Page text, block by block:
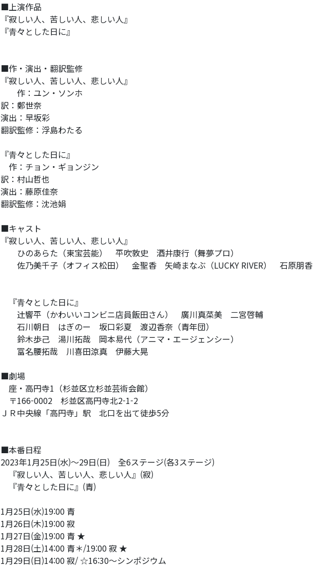
■上演作品
『寂しい人、苦しい人、悲しい人』
『⻘々とした日に』
■作・演出・翻訳監修
『寂しい人、苦しい人、悲しい人』
作：ユン・ソンホ
訳：鄭世奈
演出：早坂彩
翻訳監修：浮島わたる
『⻘々とした日に』
作：チョン・ギョンジン
訳：村山哲也
演出：藤原佳奈
翻訳監修：沈池娟
■キャスト
『寂しい人、苦しい人、悲しい人』
ひのあらた（東宝芸能） 平吹敦史 酒井康行（舞夢プロ）
佐乃美千子（オフィス松田） 金聖香 矢崎まなぶ（LUCKY RIVER） 石原朋香
『⻘々とした日に』
辻響平（かわいいコンビニ店員飯田さん） 廣川真菜美 二宮啓輔
石川朝日 はぎのー 坂口彩夏 渡辺香奈（青年団）
鈴木歩己 湯川拓哉 岡本易代（アニマ・エージェンシー）
富名腰拓哉 川喜田涼真 伊藤大晃
■劇場
座・高円寺1（杉並区立杉並芸術会館）
〒166-0002 杉並区高円寺北2-1-2
ＪＲ中央線「高円寺」駅 北口を出て徒歩5分
■本番日程
2023年1月25日(水)〜29日(日) 全6ステージ(各3ステージ)
『寂しい人、苦しい人、悲しい人』(寂)
『⻘々とした日に』(青)
1月25日(水)19:00 青
1月26日(木)19:00 寂
1月27日(金)19:00 青 ★
1月28日(土)14:00 青＊/19:00 寂 ★
1月29日(日)14:00 寂/ ☆16:30〜シンポジウム